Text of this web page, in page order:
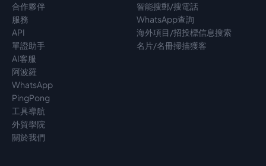
合作夥伴
服務
API
單證助手
AI客服
阿波羅
WhatsApp
PingPong
工具導航
外貿學院
關於我們
智能搜郵/搜電話
WhatsApp查詢
海外項目/招投標信息搜索
名片/名冊掃描獲客